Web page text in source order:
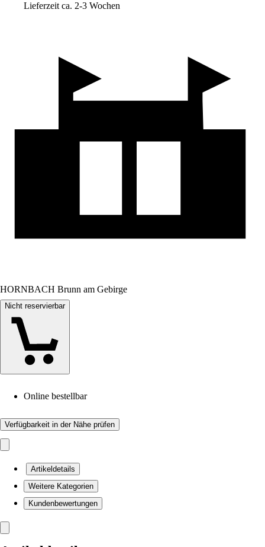
Lieferzeit ca. 2-3 Wochen
HORNBACH Brunn am Gebirge
Nicht reservierbar
Online bestellbar
Verfügbarkeit in der Nähe prüfen
Artikeldetails
Weitere Kategorien
Kundenbewertungen